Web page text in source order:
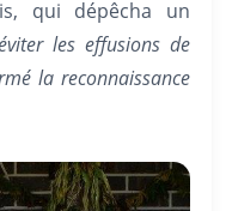
qui dépêcha un
les effusions de
la reconnaissance